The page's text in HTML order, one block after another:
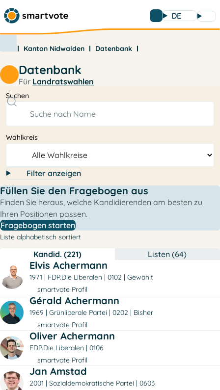
DE
Kanton Nidwalden Datenbank
Datenbank
Für Landratswahlen
Suchen
Wahlkreis
Filter anzeigen
Füllen Sie den Fragebogen aus
Finden Sie heraus, welche Kandidierenden am besten zu
Ihren Positionen passen.
Fragebogen starten
Liste alphabetisch sortiert
Kandid. (221) Listen (64)
Elvis Achermann
1971 FDP.Die Liberalen 0102
Gewählt
smartvote Profil
Gérald Achermann
1969 Grünliberale Partei 0202
Bisher
smartvote Profil
Oliver Achermann
FDP.Die Liberalen
0106
smartvote Profil
Jan Amstad
2001 Sozialdemokratische Partei
0603